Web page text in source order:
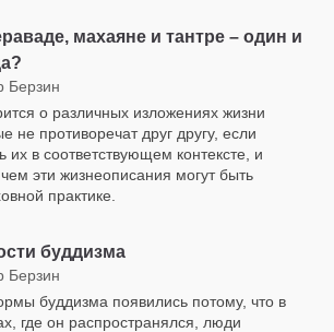
махаяне и тантре – один и
Берзин
о различных изложениях жизни
не противоречат друг другу, если
их в соответствующем контексте, и
эти жизнеописания могут быть
практике.
буддизма
Берзин
буддизма появились потому, что в
где он распространялся, люди